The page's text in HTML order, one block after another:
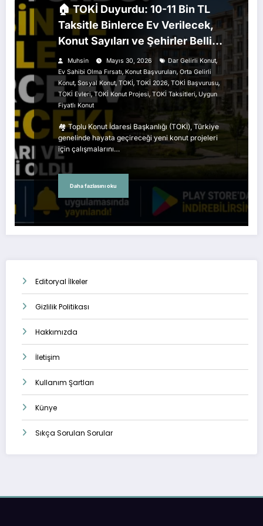
🏠 TOKİ Duyurdu: 10-11 Bin TL
Taksitle Binlerce Ev Verilecek,
Konut Sayıları ve Şehirler Belli
Oldu
Muhsin Mayıs 30, 2026 Dar Gelirli Konut,
Ev Sahibi Olma Fırsatı, Konut Başvuruları, Orta Gelirli
Konut, Sosyal Konut,TOKİ, TOKİ 2026, TOKİ Başvurusu,
TOKİ Evleri,TOKİ Konut Projesi, TOKİ Taksitleri, Uygun
Fiyatlı Konut
🏘️ Toplu Konut İdaresi Başkanlığı (TOKİ), Türkiye
genelinde hayata geçireceği yeni konut projeleri
için çalışmalarını…
Daha fazlasını oku
Editoryal İlkeler
Gizlilik Politikası
Hakkımızda
İletişim
Kullanım Şartları
Künye
Sıkça Sorulan Sorular